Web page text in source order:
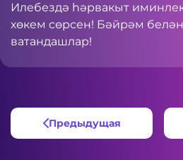
Илебездә һәрвакыт
хөкем сөрсен! Бәйрәм
ватандашлар!
Предыдущая